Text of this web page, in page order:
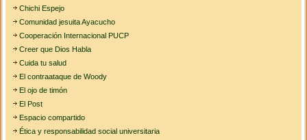
Chichi Espejo
Comunidad jesuita Ayacucho
Cooperación Internacional PUCP
Creer que Dios Habla
Cuida tu salud
El contraataque de Woody
El ojo de timón
El Post
Espacio compartido
Ética y responsabilidad social universitaria